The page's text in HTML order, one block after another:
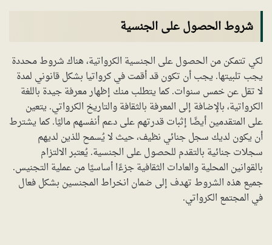
شروط الحصول على الجنسية
لكي تتمكن من الحصول على الجنسية الكرواتية، هناك شروط محددة
يجب تلبيتها. يجب أن تكون قد أقمت في كرواتيا بشكل قانوني لمدة
لا تقل عن خمس سنوات. كما يتطلب منك إظهار معرفة جيدة باللغة
الكرواتية، بالإضافة إلى المعرفة بالثقافة والتاريخ الكرواتي. يتعين
على المتقدمين أيضًا إثبات قدرتهم على دعم أنفسهم ماليًا. كما يشترط
أن يكون لديك سجل جنائي نظيف، حيث لا يُسمح للذين لديهم
سجلات جنائية بالتقدم للحصول على الجنسية. يُعتبر الالتزام
بالقوانين المحلية والعادات الثقافية جزءًا أساسيًا من عملية التجنيس.
جميع هذه الشروط تهدف إلى ضمان انخراط المجنسين بشكل فعال
في المجتمع الكرواتي.